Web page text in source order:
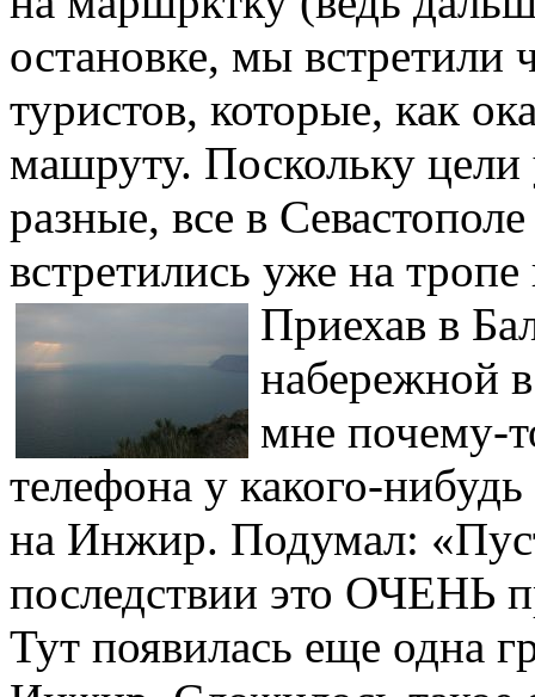
остановке, мы встретили
туристов, которые, как
машруту. Поскольку
разные, все в
встретились уже на
Приехав в
набережной
мне почему-
телефона у какого-
на Инжир. Подумал:
последствии это ОЧЕНЬ
Тут появилась еще одна